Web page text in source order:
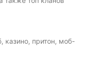
казино, притон, моб-